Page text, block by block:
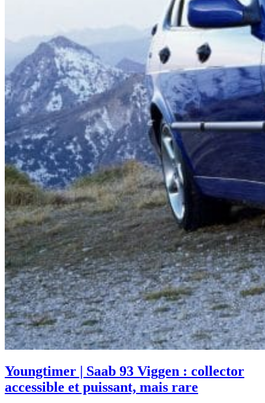
Youngtimer | Saab 93 Viggen : collector
accessible et puissant, mais rare